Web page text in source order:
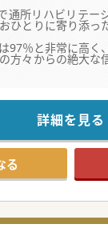
所リハビリテー
ひとりに寄り添っ
97％と非常に高く
方々からの絶大な
や市立病院からの
ます。
の東部地域に位置
護のサービスを
家庭」をコンセプ
らも確固たる地位
清潔感に溢れる洗
詳細を見る
る